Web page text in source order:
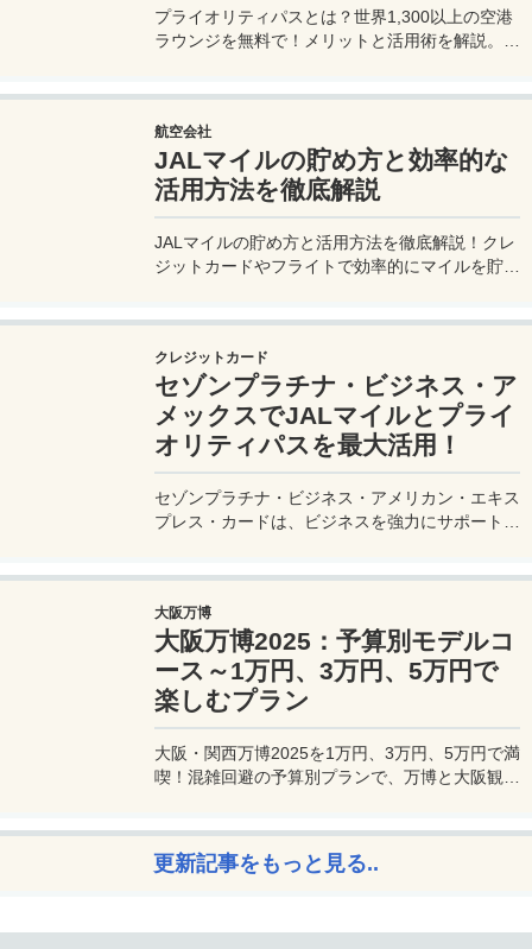
プライオリティパスとは？世界1,300以上の空港
ラウンジを無料で！メリットと活用術を解説。セ
航空会社
JALマイルの貯め方と効率的な
活用方法を徹底解説
JALマイルの貯め方と活用方法を徹底解説！クレ
ジットカードやフライトで効率的にマイルを貯
クレジットカード
セゾンプラチナ・ビジネス・ア
メックスでJALマイルとプライ
オリティパスを最大活用！
セゾンプラチナ・ビジネス・アメリカン・エキス
プレス・カードは、ビジネスを強力にサポートす
最適です。初年度の年会費無料も魅力。ステータ
スと実用性を兼ね備えたビジネスカードで、あな
たのビジネスをワンランクアップさせませんか？
大阪万博
大阪万博2025：予算別モデルコ
ース～1万円、3万円、5万円で
楽しむプラン
大阪・関西万博2025を1万円、3万円、5万円で満
喫！混雑回避の予算別プランで、万博と大阪観光
更新記事をもっと見る..